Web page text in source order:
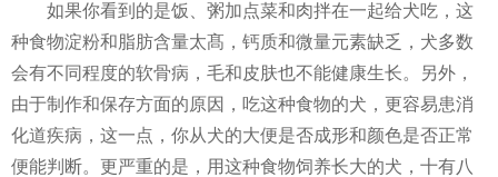
如果你看到的是饭、粥加点菜和肉拌在一起给犬吃，这
种食物淀粉和脂肪含量太髙，钙质和微量元素缺乏，犬多数
会有不同程度的软骨病，毛和皮肤也不能健康生长。另外，
由于制作和保存方面的原因，吃这种食物的犬，更容易患消
化道疾病，这一点，你从犬的大便是否成形和颜色是否正常
便能判断。更严重的是，用这种食物饲养长大的犬，十有八